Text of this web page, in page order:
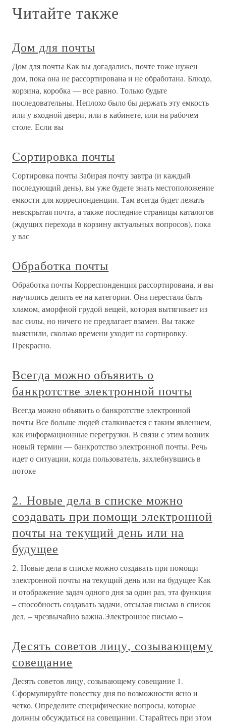
Читайте также
Дом для почты
Дом для почты Как вы догадались, почте тоже нужен
дом, пока она не рассортирована и не обработана. Блюдо,
корзина, коробка — все равно. Только будьте
последовательны. Неплохо было бы держать эту емкость
или у входной двери, или в кабинете, или на рабочем
столе. Если вы
Сортировка почты
Сортировка почты Забирая почту завтра (и каждый
последующий день), вы уже будете знать местоположение
емкости для корреспонденции. Там всегда будет лежать
невскрытая почта, а также последние страницы каталогов
(ждущих перехода в корзину актуальных вопросов), пока
у вас
Обработка почты
Обработка почты Корреспонденция рассортирована, и вы
научились делить ее на категории. Она перестала быть
хламом, аморфной грудой вещей, которая вытягивает из
вас силы, но ничего не предлагает взамен. Вы также
выяснили, сколько времени уходит на сортировку.
Прекрасно.
Всегда можно объявить о
банкротстве электронной почты
Всегда можно объявить о банкротстве электронной
почты Все больше людей сталкивается с таким явлением,
как информационные перегрузки. В связи с этим возник
новый термин — банкротство электронной почты. Речь
идет о ситуации, когда пользователь, захлебнувшись в
потоке
2. Новые дела в списке можно
создавать при помощи электронной
почты на текущий день или на
будущее
2. Новые дела в списке можно создавать при помощи
электронной почты на текущий день или на будущее Как
и отображение задач одного дня за один раз, эта функция
– способность создавать задачи, отсылая письма в список
дел, – чрезвычайно важна.Электронное письмо –
Десять советов лицу, созывающему
совещание
Десять советов лицу, созывающему совещание 1.
Сформулируйте повестку дня по возможности ясно и
четко. Определите специфические вопросы, которые
должны обсуждаться на совещании. Старайтесь при этом